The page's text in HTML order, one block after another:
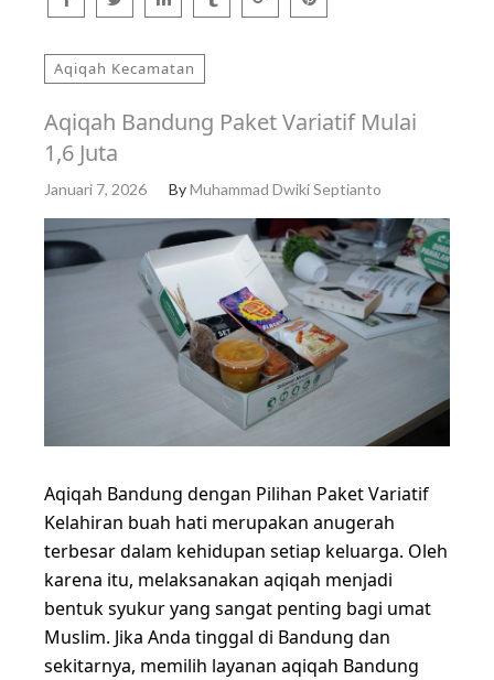
Aqiqah Kecamatan
Aqiqah Bandung Paket Variatif Mulai
1,6 Juta
Januari 7, 2026 ByMuhammad Dwiki Septianto
Aqiqah Bandung dengan Pilihan Paket Variatif
Kelahiran buah hati merupakan anugerah
terbesar dalam kehidupan setiap keluarga. Oleh
karena itu, melaksanakan aqiqah menjadi
bentuk syukur yang sangat penting bagi umat
Muslim. Jika Anda tinggal di Bandung dan
sekitarnya, memilih layanan aqiqah Bandung